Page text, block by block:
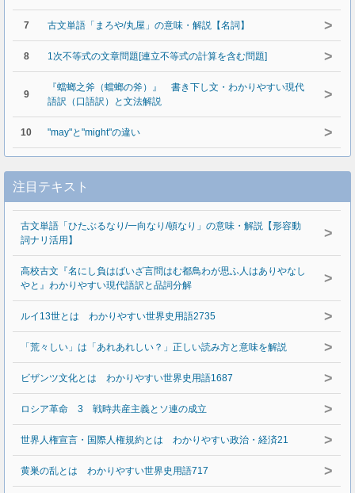
7 古文単語「まろや/丸屋」の意味・解説【名詞】 >
8 1次不等式の文章問題[連立不等式の計算を含む問題] >
9
『蟷螂之斧（蟷螂の斧）』 書き下し文・わかりやすい現代
語訳（口語訳）と文法解説
>
10 "may"と"might"の違い >
注目テキスト
古文単語「ひたぶるなり/一向なり/頓なり」の意味・解説【形容動
詞ナリ活用】
>
高校古文『名にし負はばいざ言問はむ都鳥わが思ふ人はありやなし
やと』わかりやすい現代語訳と品詞分解
>
ルイ13世とは わかりやすい世界史用語2735 >
「荒々しい」は「あれあれしい？」正しい読み方と意味を解説 >
ビザンツ文化とは わかりやすい世界史用語1687 >
ロシア革命 3 戦時共産主義とソ連の成立 >
世界人権宣言・国際人権規約とは わかりやすい政治・経済21 >
黄巣の乱とは わかりやすい世界史用語717 >